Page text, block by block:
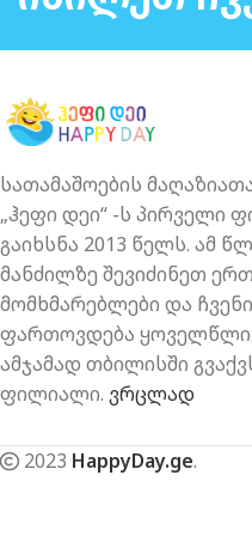
სათამაშოების
„ჰეფი დეი“ -ს პირველი
გაიხსნა 2013 წელს. ამ
მანძილზე შევიძინეთ
მომხმარებლები და
ფართოვდება
ამჯამად თბილისში
ფილიალი. ვრცლად
2023 HappyDay.ge.